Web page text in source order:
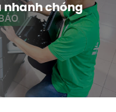
nhanh chóng